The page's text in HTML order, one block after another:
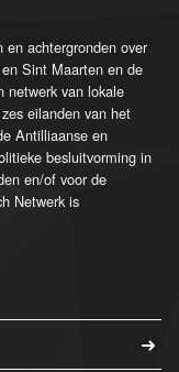
achtergronden over
Sint Maarten en de
netwerk van lokale
eilanden van het
Antilliaanse en
besluitvorming in
en/of voor de
Netwerk is